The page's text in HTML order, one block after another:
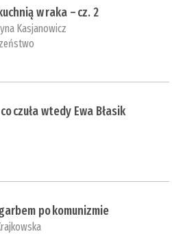
w raka – cz. 2
Kasjanowicz
czuła wtedy Ewa Błasik
po komunizmie